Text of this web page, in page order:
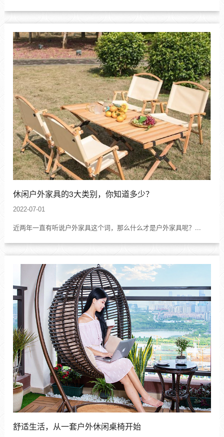
户外家具的褪色,断裂直至完全损害。如何保养户外家具呢?藤朝户外
家...
休闲户外家具的3大类别，你知道多少？
2022-07-01
近两年一直有听说户外家具这个词，那么什么才是户外家具呢？...
舒适生活，从一套户外休闲桌椅开始